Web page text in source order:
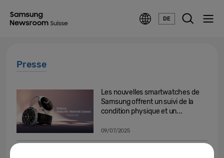
DE
Presse
Les nouvelles smartwatches de
Samsung offrent un suivi de la
condition physique et un...
09/07/2025